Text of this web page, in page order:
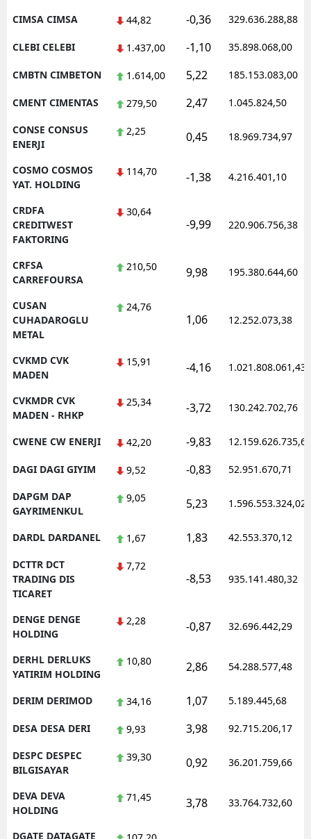
CIMSA CIMSA 44,82 -0,36 329.636.288,88
CLEBI CELEBI 1.437,00 -1,10 35.898.068,00
CMBTN CIMBETON 1.614,00 5,22 185.153.083,00
CMENT CIMENTAS 279,50 2,47 1.045.824,50
CONSE CONSUS
ENERJI
2,25 0,45 18.969.734,97
COSMO COSMOS
YAT. HOLDING
114,70 -1,38 4.216.401,10
CRDFA
CREDITWEST
FAKTORING
30,64
-9,99 220.906.756,38
CRFSA
CARREFOURSA
210,50 9,98 195.380.644,60
CUSAN
CUHADAROGLU
METAL
24,76
1,06 12.252.073,38
CVKMD CVK
MADEN
15,91 -4,16 1.021.808.061,43
CVKMDR CVK
MADEN - RHKP
25,34 -3,72 130.242.702,76
CWENE CW ENERJI 42,20 -9,83 12.159.626.735,62
DAGI DAGI GIYIM 9,52 -0,83 52.951.670,71
DAPGM DAP
GAYRIMENKUL
9,05 5,23 1.596.553.324,02
DARDL DARDANEL 1,67 1,83 42.553.370,12
DCTTR DCT
TRADING DIS
TICARET
7,72
-8,53 935.141.480,32
DENGE DENGE
HOLDING
2,28 -0,87 32.696.442,29
DERHL DERLUKS
YATIRIM HOLDING
10,80 2,86 54.288.577,48
DERIM DERIMOD 34,16 1,07 5.189.445,68
DESA DESA DERI 9,93 3,98 92.715.206,17
DESPC DESPEC
BILGISAYAR
39,30 0,92 36.201.759,66
DEVA DEVA
HOLDING
71,45 3,78 33.764.732,60
DGATE DATAGATE